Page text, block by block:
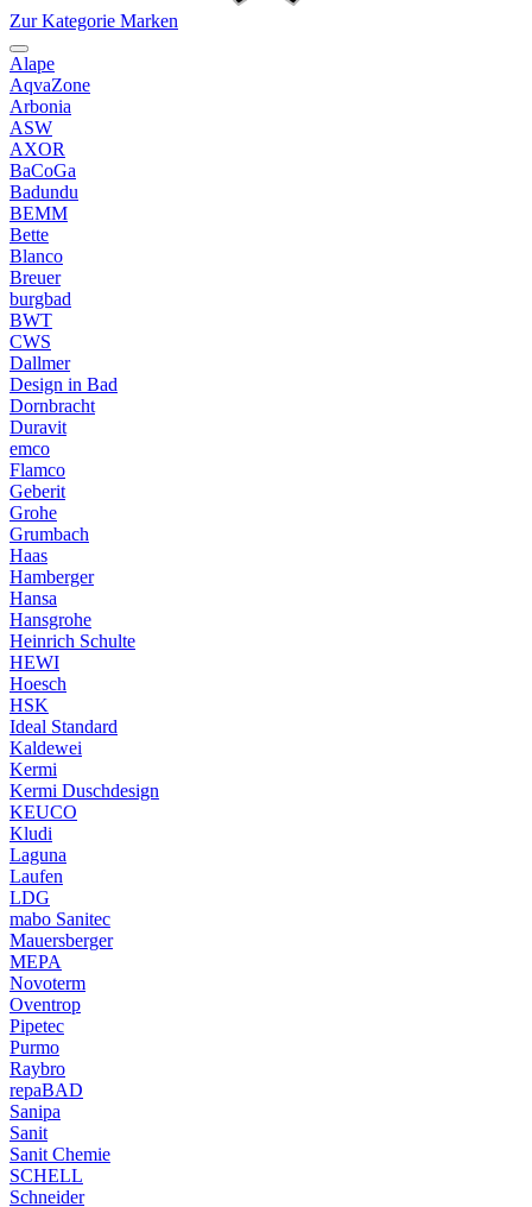
Zur Kategorie Marken
Alape
AqvaZone
Arbonia
ASW
AXOR
BaCoGa
Badundu
BEMM
Bette
Blanco
Breuer
burgbad
BWT
CWS
Dallmer
Design in Bad
Dornbracht
Duravit
emco
Flamco
Geberit
Grohe
Grumbach
Haas
Hamberger
Hansa
Hansgrohe
Heinrich Schulte
HEWI
Hoesch
HSK
Ideal Standard
Kaldewei
Kermi
Kermi Duschdesign
KEUCO
Kludi
Laguna
Laufen
LDG
mabo Sanitec
Mauersberger
MEPA
Novoterm
Oventrop
Pipetec
Purmo
Raybro
repaBAD
Sanipa
Sanit
Sanit Chemie
SCHELL
Schneider